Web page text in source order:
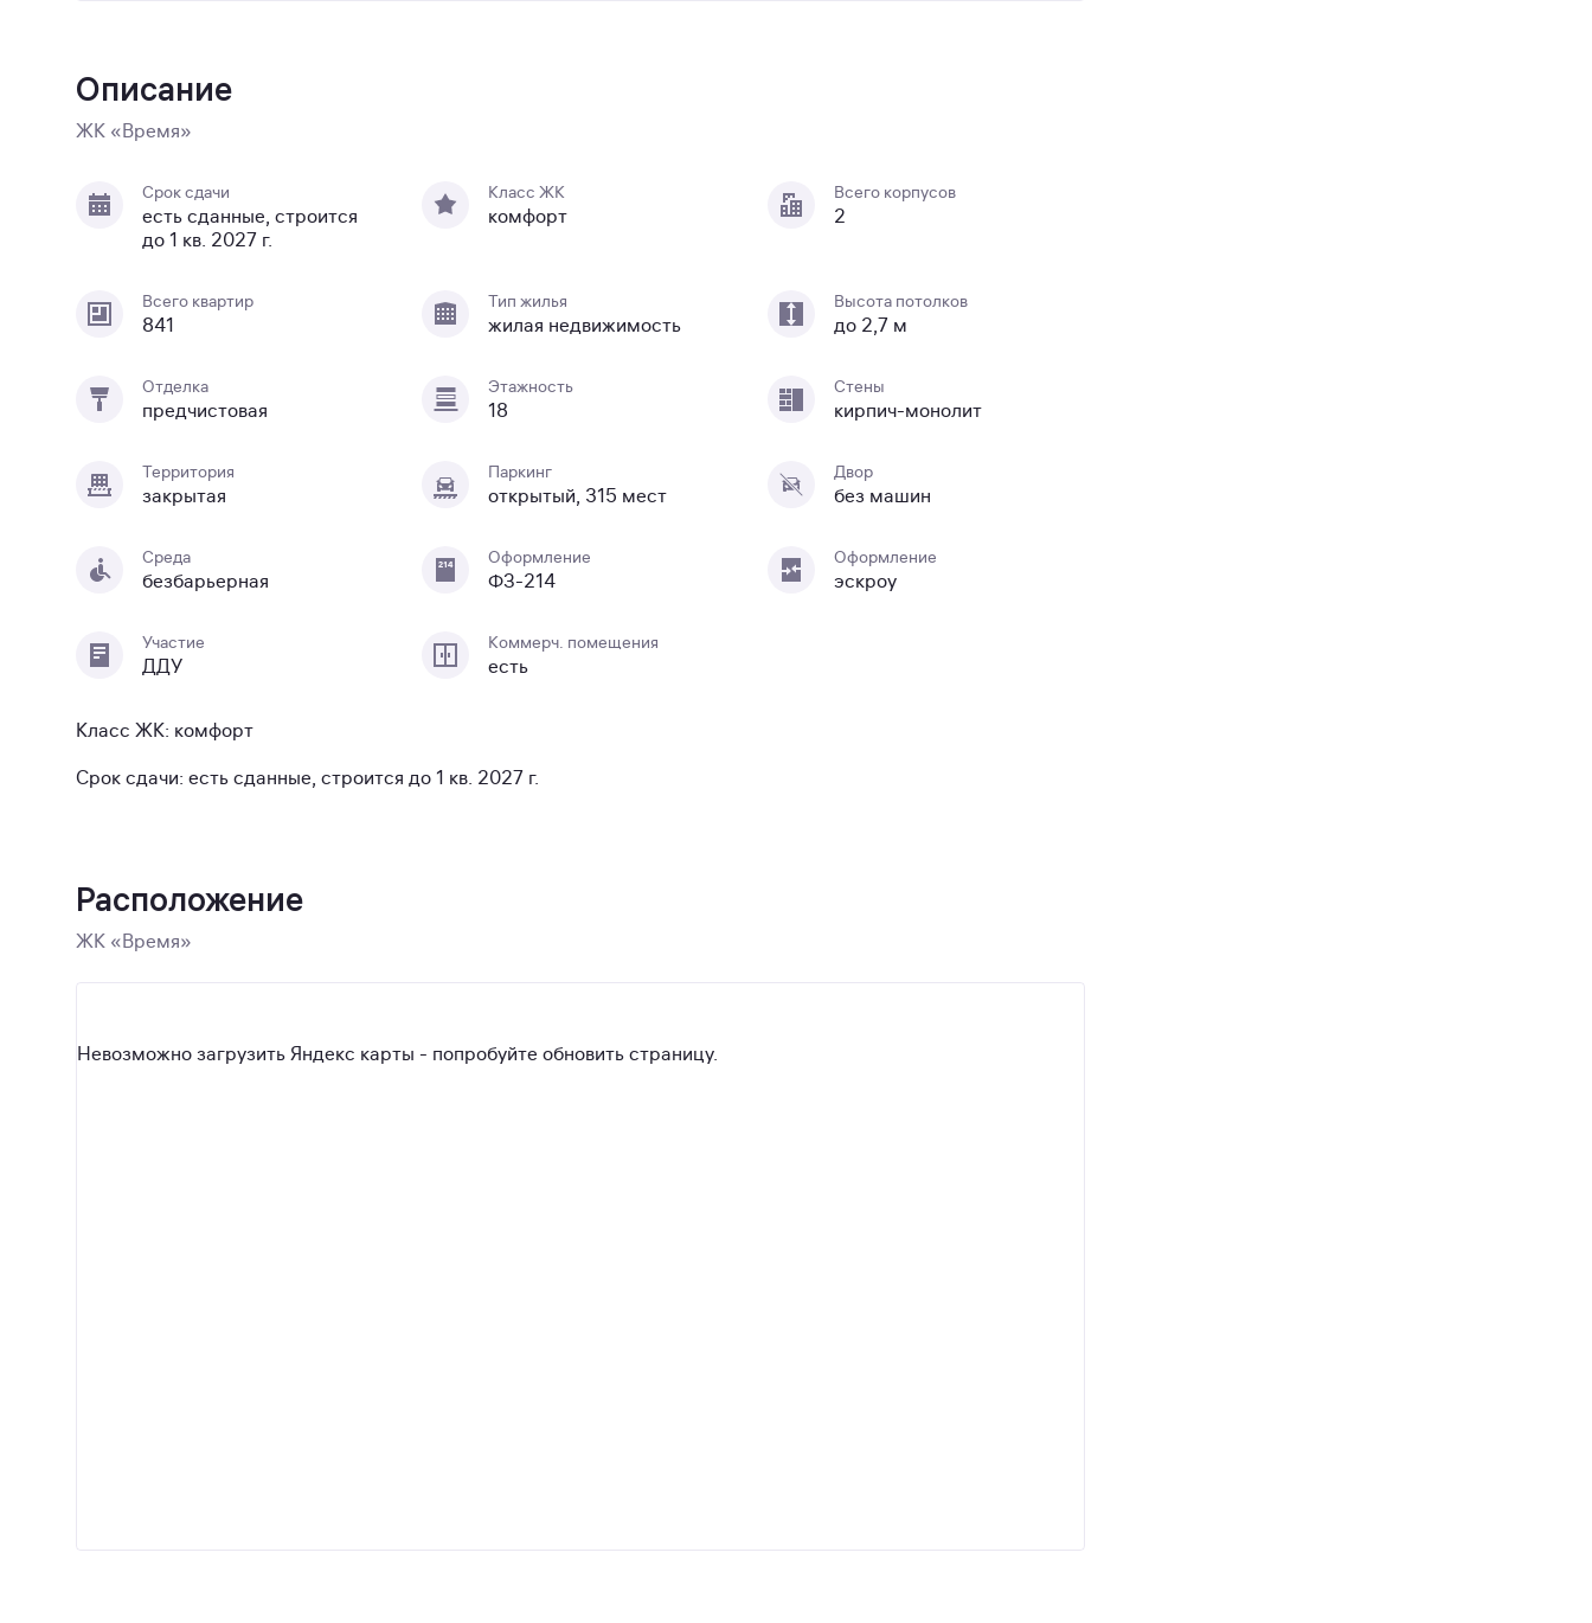
Описание
ЖК «Время»
Срок сдачи
есть сданные, строится
до 1 кв. 2027 г.
Класс ЖК
комфорт
Всего корпусов
2
Всего квартир
841
Тип жилья
жилая недвижимость
Высота потолков
до 2,7 м
Отделка
предчистовая
Этажность
18
Стены
кирпич-монолит
Территория
закрытая
Паркинг
открытый, 315 мест
Двор
без машин
Среда
безбарьерная
Оформление
ФЗ-214
Оформление
эскроу
Участие
ДДУ
Коммерч. помещения
есть
Класс ЖК: комфорт
Срок сдачи: есть сданные, строится до 1 кв. 2027 г.
Расположение
ЖК «Время»
Невозможно загрузить Яндекс карты - попробуйте обновить страницу.